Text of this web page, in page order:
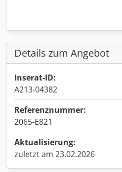
Details zum Angebot
Inserat-ID:
A213-04382
Referenznummer:
2065-E821
Aktualisierung:
zuletzt am 23.02.2026